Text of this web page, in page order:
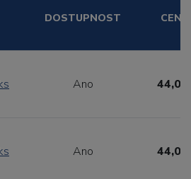
DOSTUPNOST CENA
Ano 44,00
Ano 44,00